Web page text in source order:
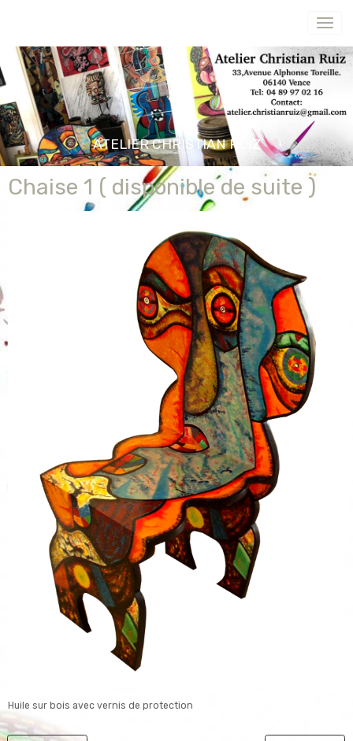
ATELIER CHRISTIAN RUIZ
Chaise 1 ( disponible de suite )
Huile sur bois avec vernis de protection